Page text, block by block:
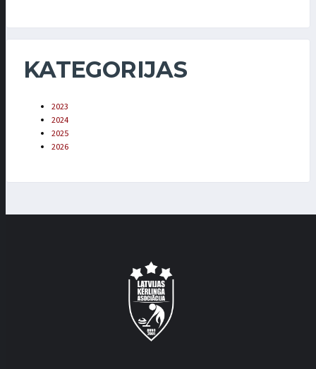
KATEGORIJAS
2023
2024
2025
2026